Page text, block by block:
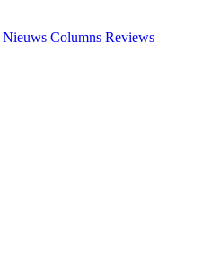
Nieuws Columns Reviews